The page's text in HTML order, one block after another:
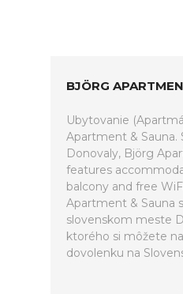
BJÖRG
Ubytovanie
Apartment & Sauna.
Donovaly, Björg
features
balcony and free
Apartment & Sauna
slovenskom meste
ktorého si môžete
dovolenku na